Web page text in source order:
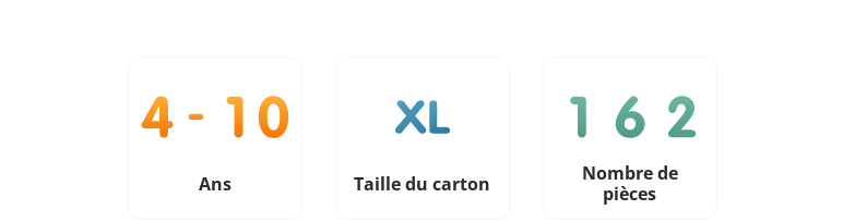
Ans Taille du carton
Nombre de
pièces